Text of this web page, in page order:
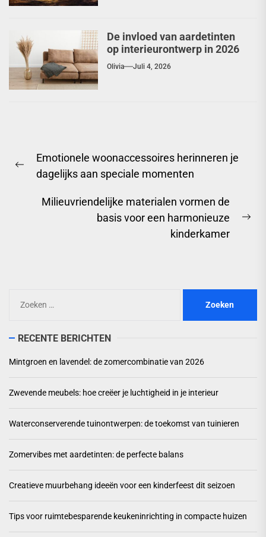
De invloed van aardetinten
op interieurontwerp in 2026
Olivia Juli 4, 2026
Previous
Emotionele woonaccessoires herinneren je
dagelijks aan speciale momenten
Milieuvriendelijke materialen vormen de
basis voor een harmonieuze
kinderkamer
naar:
RECENTE BERICHTEN
Mintgroen en lavendel: de zomercombinatie van 2026
Zwevende meubels: hoe creëer je luchtigheid in je interieur
Waterconserverende tuinontwerpen: de toekomst van tuinieren
Zomervibes met aardetinten: de perfecte balans
Creatieve muurbehang ideeën voor een kinderfeest dit seizoen
Tips voor ruimtebesparende keukeninrichting in compacte huizen